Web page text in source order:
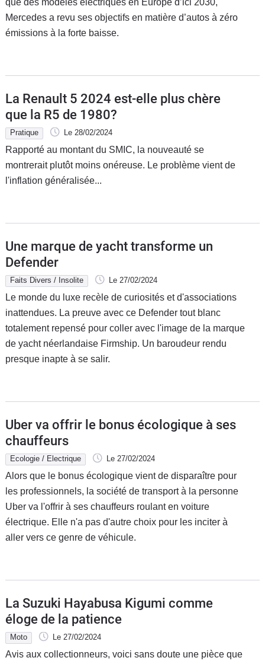
que des modèles électriques en Europe d’ici 2030,
Mercedes a revu ses objectifs en matière d’autos à zéro
émissions à la forte baisse.
La Renault 5 2024 est-elle plus chère
que la R5 de 1980?
Pratique Le 28/02/2024
Rapporté au montant du SMIC, la nouveauté se
montrerait plutôt moins onéreuse. Le problème vient de
l'inflation généralisée...
Une marque de yacht transforme un
Defender
Faits Divers / Insolite Le 27/02/2024
Le monde du luxe recèle de curiosités et d'associations
inattendues. La preuve avec ce Defender tout blanc
totalement repensé pour coller avec l'image de la marque
de yacht néerlandaise Firmship. Un baroudeur rendu
presque inapte à se salir.
Uber va offrir le bonus écologique à ses
chauffeurs
Ecologie / Electrique Le 27/02/2024
Alors que le bonus écologique vient de disparaître pour
les professionnels, la société de transport à la personne
Uber va l'offrir à ses chauffeurs roulant en voiture
électrique. Elle n'a pas d'autre choix pour les inciter à
aller vers ce genre de véhicule.
La Suzuki Hayabusa Kigumi comme
éloge de la patience
Moto Le 27/02/2024
Avis aux collectionneurs, voici sans doute une pièce que